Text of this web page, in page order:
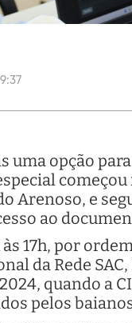
uma opção
Arenoso, e
ao
17h, por
da Rede
quando a
pelos